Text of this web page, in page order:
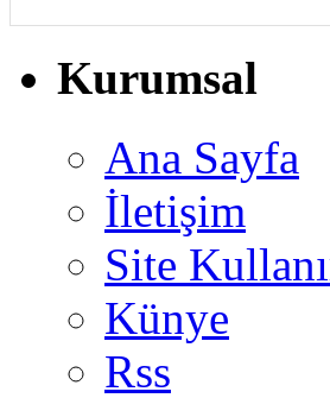
Kurumsal
Ana Sayfa
İletişim
Site
Künye
Rss